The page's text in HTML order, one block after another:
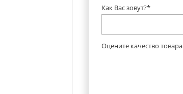
Как Вас зовут?*
Оцените качество товара